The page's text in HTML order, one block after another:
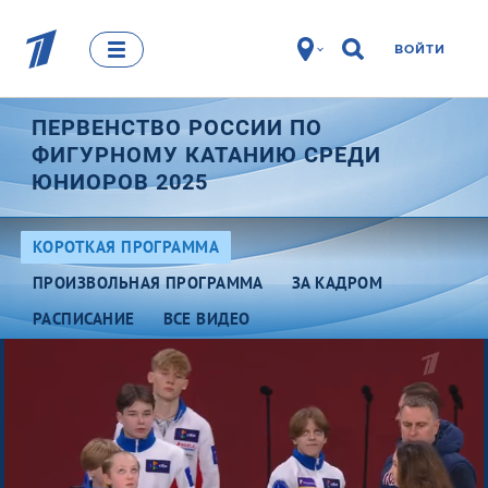
ВОЙТИ
ПЕРВЕНСТВО РОССИИ ПО
ФИГУРНОМУ КАТАНИЮ СРЕДИ
ЮНИОРОВ 2025
КОРОТКАЯ ПРОГРАММА
ПРОИЗВОЛЬНАЯ ПРОГРАММА
ЗА КАДРОМ
РАСПИСАНИЕ
ВСЕ ВИДЕО